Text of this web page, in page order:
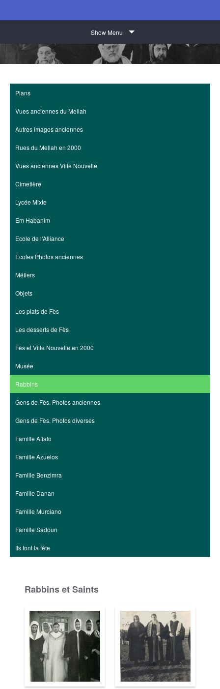
Show Menu
Plans
Vues anciennes du Mellah
Autres images anciennes
Rues du Mellah en 2000
Vues anciennes Ville Nouvelle
Cimetière
Lycée Mixte
Em Habanim
Ecole de l'Alliance
Ecoles Photos anciennes
Métiers
Objets
Les plats de Fès
Les desserts de Fès
Fès et Ville Nouvelle en 2000
Musée
Rabbins
Gens de Fès. Photos anciennes
Gens de Fès. Photos diverses
Famille Aflalo
Famille Azuelos
Famille Benzimra
Famille Danan
Famille Murciano
Famille Sadoun
Ils font la fête
Rabbins et Saints